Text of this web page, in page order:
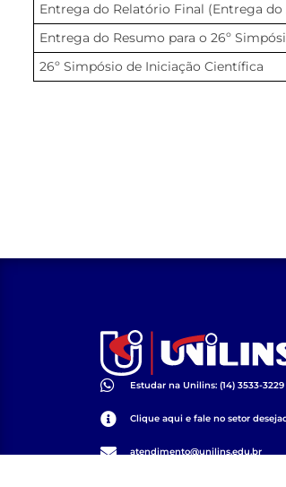
Entrega do Relatório Final (Entrega
Entrega do Resumo para o 26º
26º Simpósio de Iniciação Científica
Estudar na Unilins: (14) 3533-3229
Clique aqui e fale no setor
atendimento@unilins.edu.br